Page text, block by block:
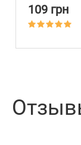
Пряжкой
109 грн